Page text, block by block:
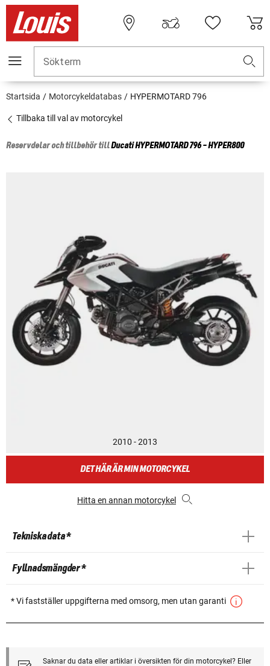
Sökterm
Startsida Motorcykeldatabas HYPERMOTARD 796
Tillbaka till val av motorcykel
Reservdelar och tillbehör tillDucatiHYPERMOTARD 796 - HYPER800
2010 - 2013
DET HÄR ÄR MIN MOTORCYKEL
Hitta en annan motorcykel
Tekniska data *
Fyllnadsmängder *
* Vi fastställer uppgifterna med omsorg, men utan garanti
Saknar du data eller artiklar i översikten för din motorcykel? Eller